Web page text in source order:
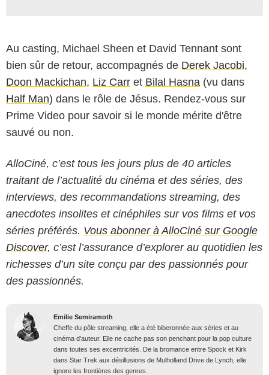
Au casting, Michael Sheen et David Tennant sont
bien sûr de retour, accompagnés de Derek Jacobi,
Doon Mackichan, Liz Carr et Bilal Hasna (vu dans
Half Man) dans le rôle de Jésus. Rendez-vous sur
Prime Video pour savoir si le monde mérite d'être
sauvé ou non.
AlloCiné, c’est tous les jours plus de 40 articles
traitant de l’actualité du cinéma et des séries, des
interviews, des recommandations streaming, des
anecdotes insolites et cinéphiles sur vos films et vos
séries préférés. Vous abonner à AlloCiné sur Google
Discover, c’est l’assurance d’explorer au quotidien les
richesses d’un site conçu par des passionnés pour
des passionnés.
Emilie Semiramoth
Cheffe du pôle streaming, elle a été biberonnée aux séries et au
cinéma d'auteur. Elle ne cache pas son penchant pour la pop culture
dans toutes ses excentricités. De la bromance entre Spock et Kirk
dans Star Trek aux désillusions de Mulholland Drive de Lynch, elle
ignore les frontières des genres.